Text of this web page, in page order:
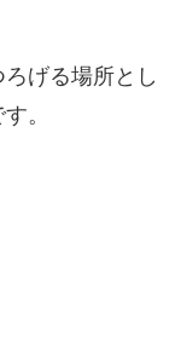
げる場所とし
。